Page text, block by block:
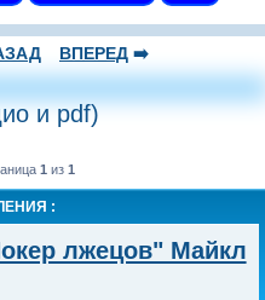
ВПЕРЕД ➡️
и pdf)
1 из 1
:
лжецов" Майкл